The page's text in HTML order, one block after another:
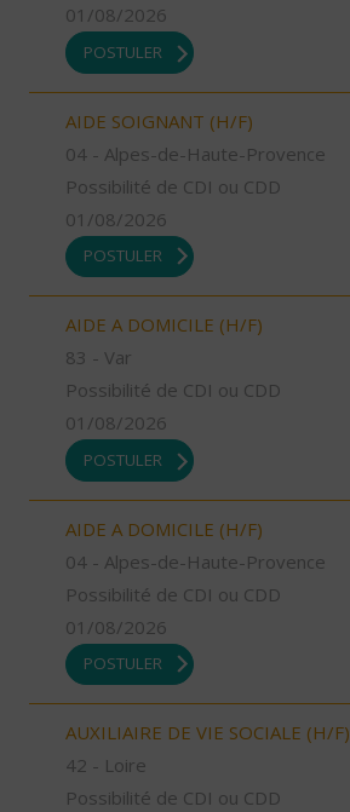
01/08/2026
POSTULER
AIDE SOIGNANT (H/F)
04 - Alpes-de-Haute-Provence
Possibilité de CDI ou CDD
01/08/2026
POSTULER
AIDE A DOMICILE (H/F)
83 - Var
Possibilité de CDI ou CDD
01/08/2026
POSTULER
AIDE A DOMICILE (H/F)
04 - Alpes-de-Haute-Provence
Possibilité de CDI ou CDD
01/08/2026
POSTULER
AUXILIAIRE DE VIE SOCIALE (H/F)
42 - Loire
Possibilité de CDI ou CDD